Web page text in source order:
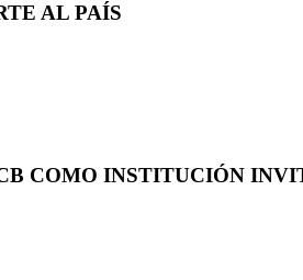
AL PAÍS
COMO INSTITUCIÓN